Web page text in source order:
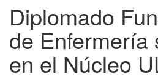
Diplomado
de Enfermería
en el Núcleo